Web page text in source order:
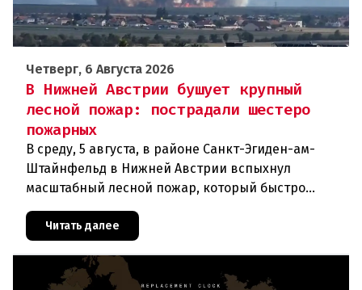
Четверг, 6 Августа 2026
В Нижней Австрии бушует крупный
лесной пожар: пострадали шестеро
пожарных
В среду, 5 августа, в районе Санкт-Эгиден-ам-
Штайнфельд в Нижней Австрии вспыхнул
масштабный лесной пожар, который быстро
В ходе тушения пострадали шесте
Читать далее